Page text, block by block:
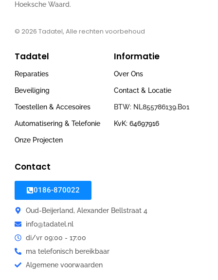
Hoeksche Waard.
© 2026 Tadatel, Alle rechten voorbehoud
Tadatel
Reparaties
Beveiliging
Toestellen & Accesoires
Automatisering & Telefonie
Onze Projecten
Informatie
Over Ons
Contact & Locatie
BTW: NL855786139.B01
KvK: 64697916
Contact
0186-870022
Oud-Beijerland, Alexander Bellstraat 4
info@tadatel.nl
di/vr 09:00 - 17:00
ma telefonisch bereikbaar
Algemene voorwaarden